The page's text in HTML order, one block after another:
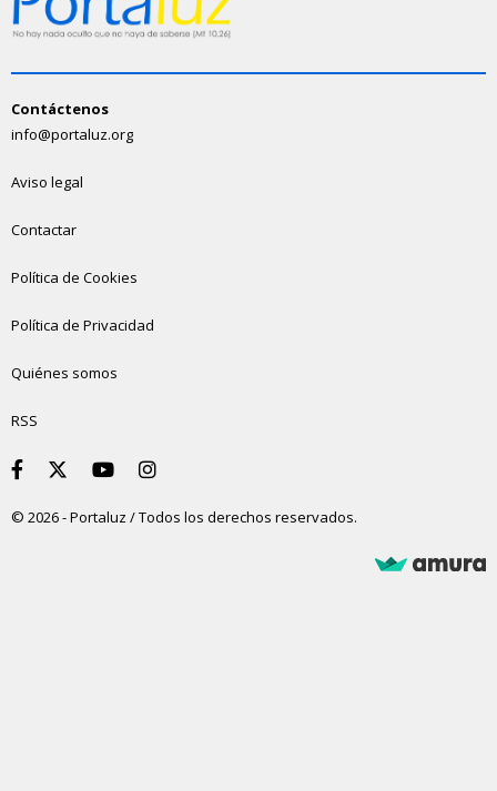
Contáctenos
info@portaluz.org
Aviso legal
Contactar
Política de Cookies
Política de Privacidad
Quiénes somos
RSS
© 2026 - Portaluz / Todos los derechos reservados.